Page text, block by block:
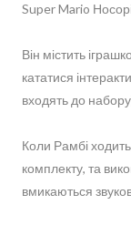
Super Mario
Він містить
кататися
входять до
Коли Рамбі
комплекту, та
вмикаються